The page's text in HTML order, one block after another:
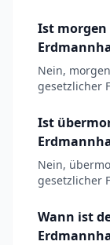
Ist morgen
Nein,
gesetzlicher
Ist
Nein,
gesetzlicher
Wann ist